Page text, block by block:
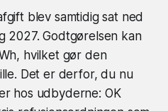
blev samtidig sat ned
2027. Godtgørelsen kan
hvilket gør den
Det er derfor, du nu
hos udbyderne: OK